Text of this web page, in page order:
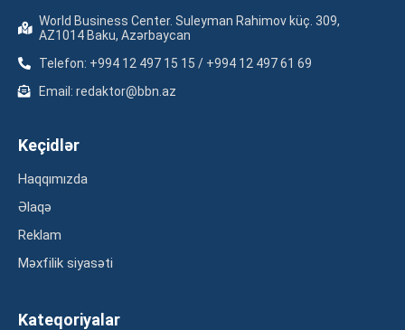
World Business Center. Suleyman Rahimov küç. 309,
AZ1014 Baku, Azərbaycan
Telefon: +994 12 497 15 15 / +994 12 497 61 69
Email: redaktor@bbn.az
Keçidlər
Haqqımızda
Əlaqə
Reklam
Məxfilik siyasəti
Kateqoriyalar